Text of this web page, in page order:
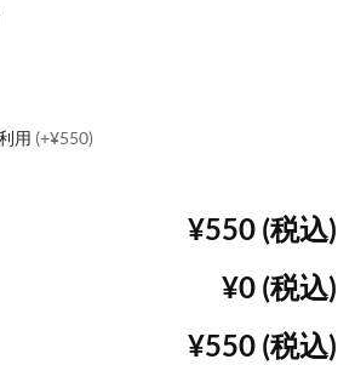
用 (+¥550)
¥550 (税込)
¥0 (税込)
¥550 (税込)